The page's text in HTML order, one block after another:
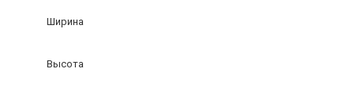
Ширина
Высота